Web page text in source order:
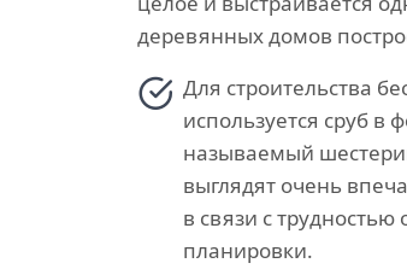
деревянных домов
Для строительства
используется сруб в
называемый
выглядят очень
в связи с
планировки.